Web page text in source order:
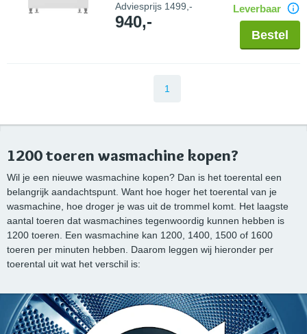
Adviesprijs 1499,-
940,-
Leverbaar
Bestel
1
1200 toeren wasmachine kopen?
Wil je een nieuwe wasmachine kopen? Dan is het toerental een
belangrijk aandachtspunt. Want hoe hoger het toerental van je
wasmachine, hoe droger je was uit de trommel komt. Het laagste
aantal toeren dat wasmachines tegenwoordig kunnen hebben is
1200 toeren. Een wasmachine kan 1200, 1400, 1500 of 1600
toeren per minuten hebben. Daarom leggen wij hieronder per
toerental uit wat het verschil is: